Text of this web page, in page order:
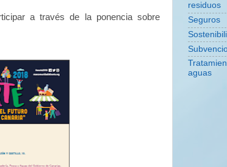
a través de la ponencia sobre
residuos
Seguros
aguas